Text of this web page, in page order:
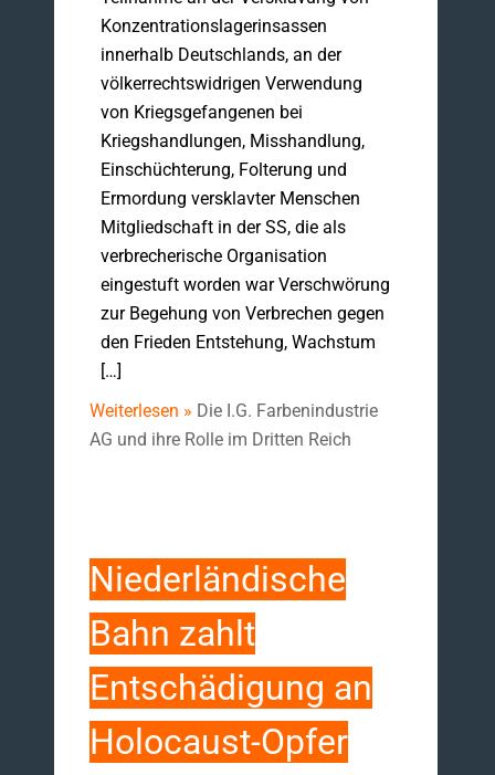
Konzentrationslagerinsassen
innerhalb Deutschlands, an der
völkerrechtswidrigen Verwendung
von Kriegsgefangenen bei
Kriegshandlungen, Misshandlung,
Einschüchterung, Folterung und
Ermordung versklavter Menschen
Mitgliedschaft in der SS, die als
verbrecherische Organisation
eingestuft worden war Verschwörung
zur Begehung von Verbrechen gegen
den Frieden Entstehung, Wachstum
[…]
Weiterlesen » Die I.G. Farbenindustrie
AG und ihre Rolle im Dritten Reich
Niederländische
Bahn zahlt
Entschädigung an
Holocaust-Opfer